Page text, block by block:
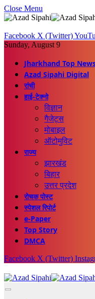
Close Menu
Facebook X (Twitter)
Sunday, August 9
Jharkhand Top
Azad Sipahi Digital
रांची
हाई-टेक्नो
विज्ञान
गैजेट्स
मोबाइल
ऑटोमुविट
राज्य
झारखंड
बिहार
उत्तर प्रदेश
रोचक पोस्ट
स्पेशल रिपोर्ट
e-Paper
Top Story
DMCA
Facebook X (Twitter)